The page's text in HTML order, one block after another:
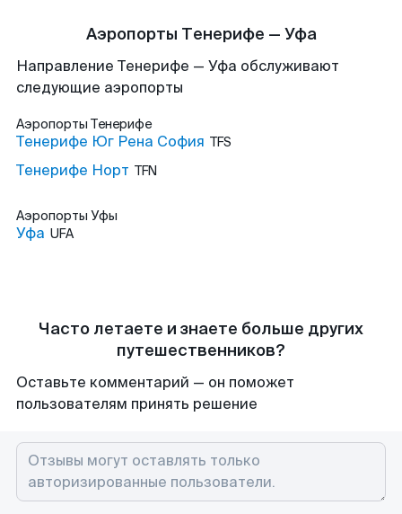
Аэропорты Тенерифе — Уфа
Направление Тенерифе — Уфа обслуживают
следующие аэропорты
Аэропорты Тенерифе
Тенерифе Юг Рена София TFS
Тенерифе Норт TFN
Аэропорты Уфы
Уфа UFA
Часто летаете и знаете больше других
путешественников?
Оставьте комментарий — он поможет
пользователям принять решение